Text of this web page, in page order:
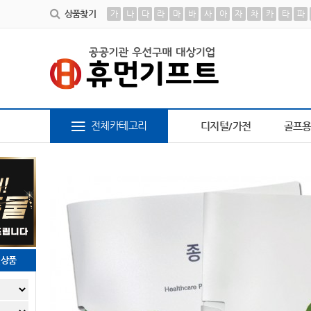
상품찾기 가 나 다 라 마 바 사 아 자 차 카 타 파
피트 텀블러
전체카테고리 디지털/가전 골프
품